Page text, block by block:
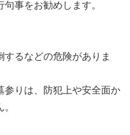
事をお勧めします。
るなどの危険がありま
参りは、防犯上や安全面か